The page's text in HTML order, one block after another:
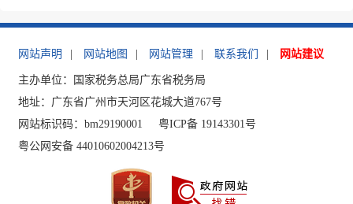
网站声明 网站地图 网站管理 联系我们 网站建议
主办单位：国家税务总局广东省税务局
地址：广东省广州市天河区花城大道767号
网站标识码：bm29190001
粤ICP备 19143301号
粤公网安备 44010602004213号